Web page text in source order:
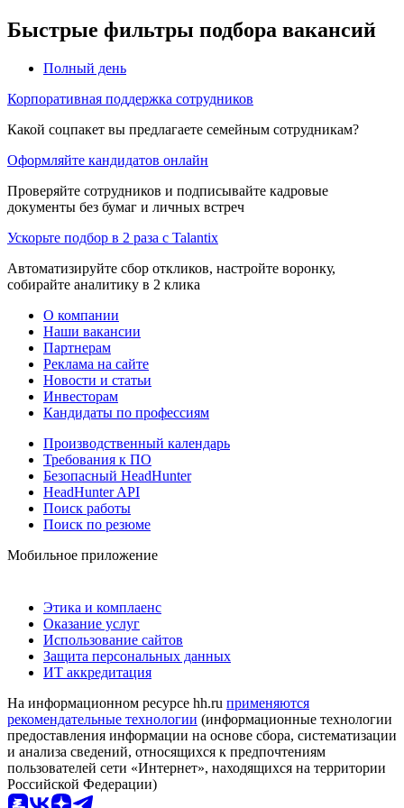
Быстрые фильтры подбора вакансий
Полный день
Корпоративная поддержка сотрудников
Какой соцпакет вы предлагаете семейным сотрудникам?
Оформляйте кандидатов онлайн
Проверяйте сотрудников и подписывайте кадровые
документы без бумаг и личных встреч
Ускорьте подбор в 2 раза с Talantix
Автоматизируйте сбор откликов, настройте воронку,
собирайте аналитику в 2 клика
О компании
Наши вакансии
Партнерам
Реклама на сайте
Новости и статьи
Инвесторам
Кандидаты по профессиям
Производственный календарь
Требования к ПО
Безопасный HeadHunter
HeadHunter API
Поиск работы
Поиск по резюме
Мобильное приложение
Этика и комплаенс
Оказание услуг
Использование сайтов
Защита персональных данных
ИТ аккредитация
На информационном ресурсе hh.ru применяются
рекомендательные технологии (информационные технологии
предоставления информации на основе сбора, систематизации
и анализа сведений, относящихся к предпочтениям
пользователей сети «Интернет», находящихся на территории
Российской Федерации)